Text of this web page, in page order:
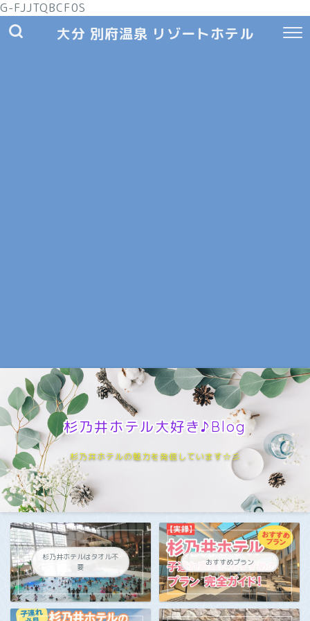
G-FJJTQBCF0S
大分 別府温泉 リゾートホテル
杉乃井ホテル大好き♪Blog
杉乃井ホテルの魅力を発信しています☆彡
杉乃井ホテルはタオル不
要
おすすめプラン